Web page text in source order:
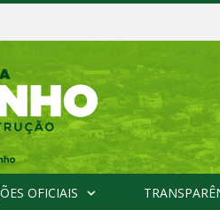
OFICIAIS